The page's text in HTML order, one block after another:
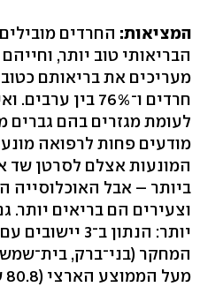
המציאות: החרדים
חרדים ו־76% בין
לעומת מגזרים בהם גברים
מודעים פחות לרפואה
המונעות אצלם לסרטן שד
ביותר – אבל האוכלוסייה
וצעירים הם בריאים יותר.
יותר: הנתון ב־3